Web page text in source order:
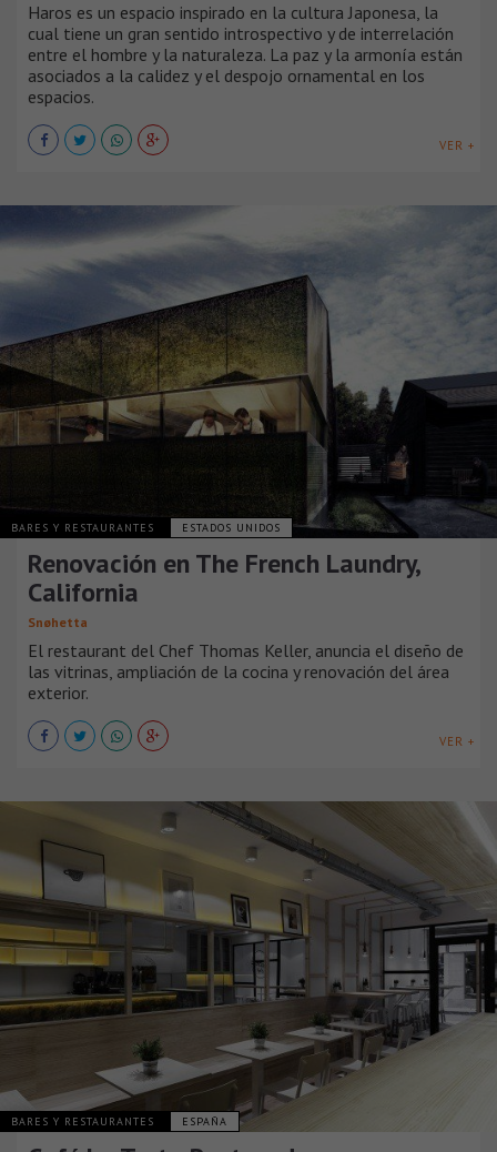
Haros es un espacio inspirado en la cultura Japonesa, la
cual tiene un gran sentido introspectivo y de interrelación
entre el hombre y la naturaleza. La paz y la armonía están
asociados a la calidez y el despojo ornamental en los
espacios.
VER +
BARES Y RESTAURANTES ESTADOS UNIDOS
Renovación en The French Laundry,
California
Snøhetta
El restaurant del Chef Thomas Keller, anuncia el diseño de
las vitrinas, ampliación de la cocina y renovación del área
exterior.
VER +
BARES Y RESTAURANTES ESPAÑA